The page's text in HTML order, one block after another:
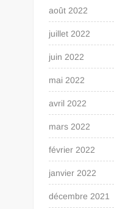
août 2022
juillet 2022
juin 2022
mai 2022
avril 2022
mars 2022
février 2022
janvier 2022
décembre 2021